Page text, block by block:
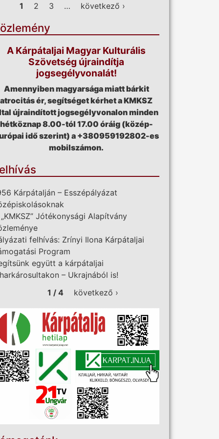
Oldalak
1 2 3 … következő ›
A Kárpátaljai Magyar Kulturális
Szövetség újraindítja
jogsegélyvonalát!
Amennyiben magyarsága miatt bárkit
atrocitás ér, segítséget kérhet a KMKSZ
újraindított jogsegélyvonalon minden
hétköznap 8.00-tól 17.00 óráig (közép-
idő szerint) a +380959192802-es
mobilszámon.
Kárpátalján – Esszépályázat
Jótékonysági Alapítvány
felhívás: Zrínyi Ilona Kárpátaljai
Program
együtt a kárpátaljai
– Ukrajnából is!
1 / 4
következő ›